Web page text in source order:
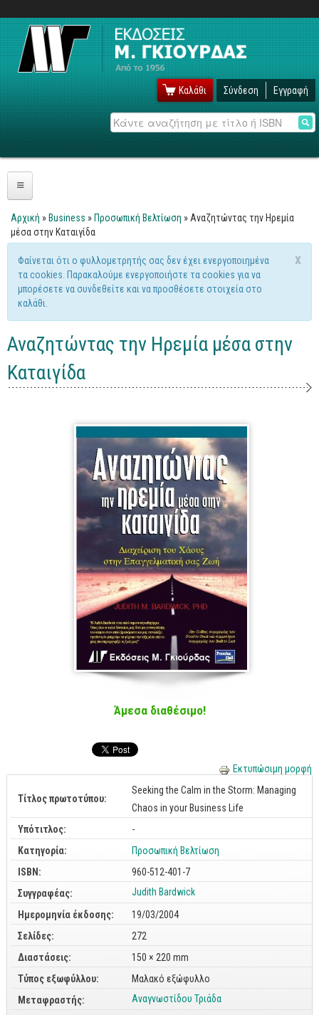
Καλάθι Σύνδεση Εγγραφή
Αναζήτηση
Πληροφορική
Λειτουργικά
Windows
Linux
Unix
Microsoft Office
Office
Προγραμματισμός
Visual Basic
C++, Visual C++
Cobol - Assembly - Fortran
Βάσεις Δεδομένων
Γραφικά
Photoshop
After Effects
Acrobat
Illustrator
Σχεδιαστικά
CorelDraw
3ds max
Είστε εδώ
Αρχική » Business » Προσωπική Βελτίωση » Αναζητώντας την Ηρεμία
μέσα στην Καταιγίδα
x
Μήνυμα προειδοποίησης
Φαίνεται ότι ο φυλλομετρητής σας δεν έχει ενεργοποιημένα
τα cookies. Παρακαλούμε ενεργοποιήστε τα cookies για να
μπορέσετε να συνδεθείτε και να προσθέσετε στοιχεία στο
καλάθι.
Αναζητώντας την Ηρεμία μέσα στην
Καταιγίδα
Άμεσα διαθέσιμο!
Εκτυπώσιμη μορφή
Τίτλος πρωτοτύπου:
Seeking the Calm in the Storm: Managing
Chaos in your Business Life
Υπότιτλος:
-
Κατηγορία:
Προσωπική Βελτίωση
ISBN:
960-512-401-7
Συγγραφέας:
Judith Bardwick
Ημερομηνία έκδοσης:
19/03/2004
Σελίδες:
272
Διαστάσεις:
150 × 220 mm
Τύπος εξωφύλλου:
Μαλακό εξώφυλλο
Μεταφραστής:
Αναγνωστίδου Τριάδα